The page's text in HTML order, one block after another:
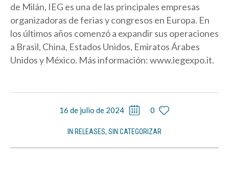
de Milán, IEG es una de las principales empresas
organizadoras de ferias y congresos en Europa. En
los últimos años comenzó a expandir sus operaciones
a Brasil, China, Estados Unidos, Emiratos Árabes
Unidos y México. Más información: www.iegexpo.it.
16 de julio de 2024 0
IN RELEASES, SIN CATEGORIZAR